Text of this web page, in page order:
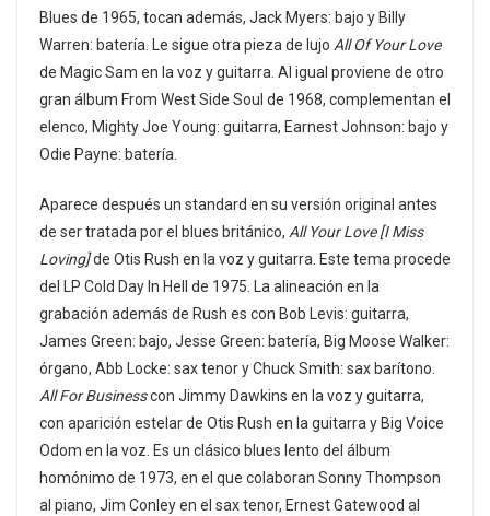
Blues de 1965, tocan además, Jack Myers: bajo y Billy
Warren: batería. Le sigue otra pieza de lujo All Of Your Love
de Magic Sam en la voz y guitarra. Al igual proviene de otro
gran álbum From West Side Soul de 1968, complementan el
elenco, Mighty Joe Young: guitarra, Earnest Johnson: bajo y
Odie Payne: batería.
Aparece después un standard en su versión original antes
de ser tratada por el blues británico, All Your Love [I Miss
Loving]de Otis Rush en la voz y guitarra. Este tema procede
del LP Cold Day In Hell de 1975. La alineación en la
grabación además de Rush es con Bob Levis: guitarra,
James Green: bajo, Jesse Green: batería, Big Moose Walker:
órgano, Abb Locke: sax tenor y Chuck Smith: sax barítono.
All For Businesscon Jimmy Dawkins en la voz y guitarra,
con aparición estelar de Otis Rush en la guitarra y Big Voice
Odom en la voz. Es un clásico blues lento del álbum
homónimo de 1973, en el que colaboran Sonny Thompson
al piano, Jim Conley en el sax tenor, Ernest Gatewood al